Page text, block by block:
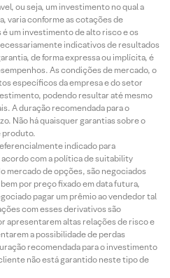
ou seja, um investimento no qual a
varia conforme as cotações de
um investimento de alto risco e os
indicativos de resultados
de forma expressa ou implícita, é
As condições de mercado, o
específicos da empresa e do setor
podendo resultar até mesmo
A duração recomendada para o
Não há quaisquer garantias sobre o
produto.
indicado para
com a política de suitability
mercado de opções, são negociados
por preço fixado em data futura,
pagar um prêmio ao vendedor tal
com esses derivativos são
apresentarem altas relações de risco e
a possibilidade de perdas
recomendada para o investimento
não está garantido neste tipo de